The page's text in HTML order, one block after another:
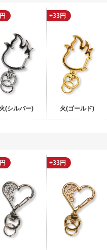
火(シルバー) 火(ゴールド)
+33円
+33円